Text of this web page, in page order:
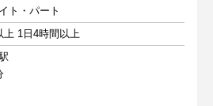
ト・パート
上 1日4時間以上